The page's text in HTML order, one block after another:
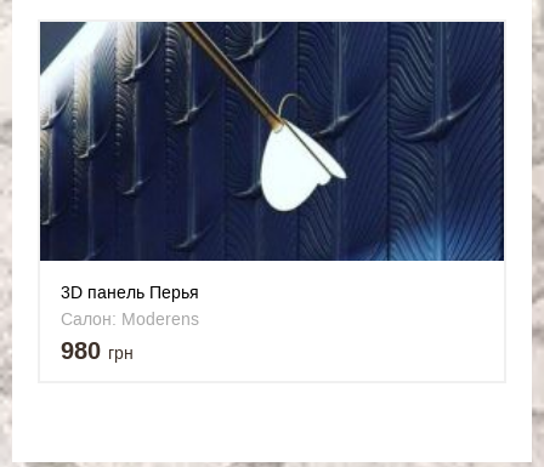
3D панель Перья
Салон: Moderens
980 грн